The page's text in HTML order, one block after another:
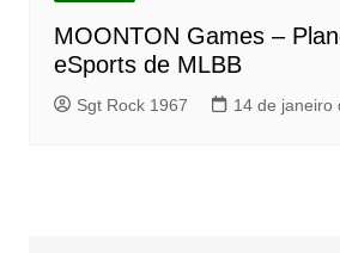
MOONTON Games –
eSports de MLBB
Sgt Rock 1967 14 de janeiro